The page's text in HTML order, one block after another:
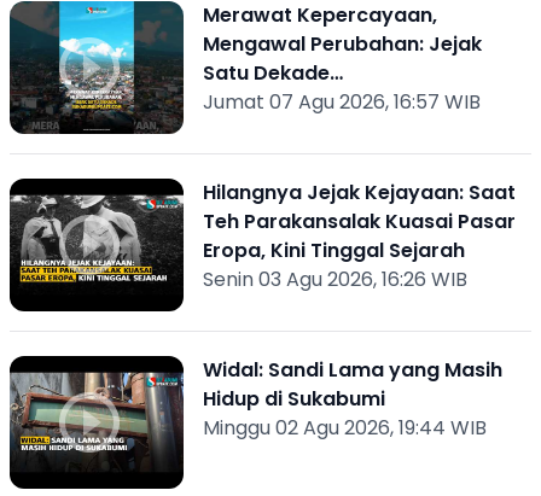
Merawat Kepercayaan,
Mengawal Perubahan: Jejak
Satu Dekade
Sukabumiupdate.com
Jumat 07 Agu 2026, 16:57 WIB
Hilangnya Jejak Kejayaan: Saat
Teh Parakansalak Kuasai Pasar
Eropa, Kini Tinggal Sejarah
Senin 03 Agu 2026, 16:26 WIB
Widal: Sandi Lama yang Masih
Hidup di Sukabumi
Minggu 02 Agu 2026, 19:44 WIB